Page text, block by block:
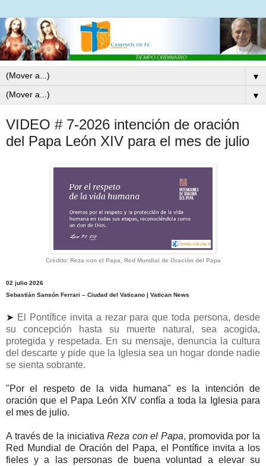
▼
▼
VIDEO # 7-2026 intención de oración
del Papa León XIV para el mes de julio
Crédito: Reza con el Papa, Red Mundial de Oración del Papa
02 julio 2026
Sebastián Sansón Ferrari – Ciudad del Vaticano | Vatican News
➤ El Pontífice invita a rezar para que toda persona, desde
su concepción hasta su muerte natural, sea acogida,
protegida y respetada. En su mensaje, denuncia la cultura
del descarte y pide que la Iglesia sea un hogar donde nadie
se sienta sobrante.
"Por el respeto de la vida humana" es la intención de
oración que el Papa León XIV confía a toda la Iglesia para
el mes de julio.
A través de la iniciativaReza con el Papa, promovida por la
Red Mundial de Oración del Papa, el Pontífice invita a los
fieles y a las personas de buena voluntad a elevar su